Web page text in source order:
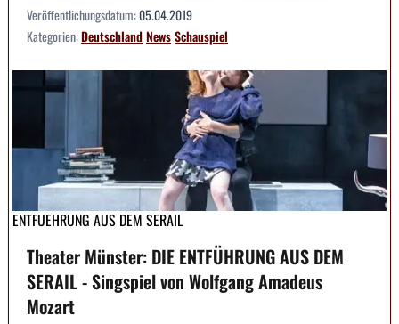
Veröffentlichungsdatum:05.04.2019
Kategorien:DeutschlandNewsSchauspiel
ENTFUEHRUNG AUS DEM SERAIL
Theater Münster: DIE ENTFÜHRUNG AUS DEM
SERAIL - Singspiel von Wolfgang Amadeus
Mozart